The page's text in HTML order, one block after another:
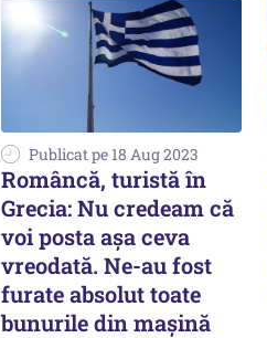
Publicat pe 18 Aug 2023
Româncă, turistă în
Grecia: Nu credeam că
voi posta așa ceva
vreodată. Ne-au fost
furate absolut toate
bunurile din mașină